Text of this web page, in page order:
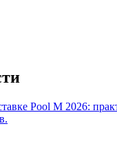
Pool M 2026: